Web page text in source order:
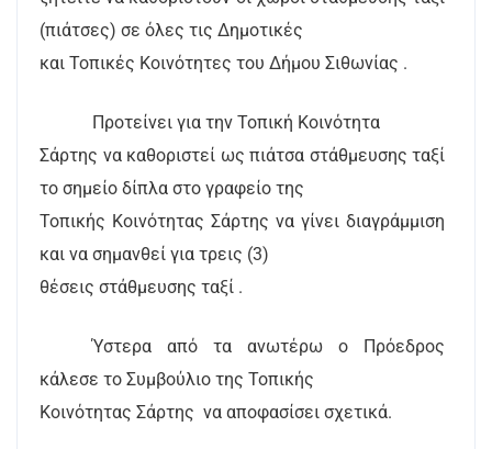
(πιάτσες) σε όλες τις Δημοτικές
και Τοπικές Κοινότητες του Δήμου Σιθωνίας .
Προτείνει για την Τοπική Κοινότητα
Σάρτης να καθοριστεί ως πιάτσα στάθμευσης ταξί
το σημείο δίπλα στο γραφείο της
Τοπικής Κοινότητας Σάρτης να γίνει διαγράμμιση
και να σημανθεί για τρεις (3)
θέσεις στάθμευσης ταξί .
Ύστερα από τα ανωτέρω ο Πρόεδρος
κάλεσε το Συμβούλιο της Τοπικής
Κοινότητας Σάρτης να αποφασίσει σχετικά.